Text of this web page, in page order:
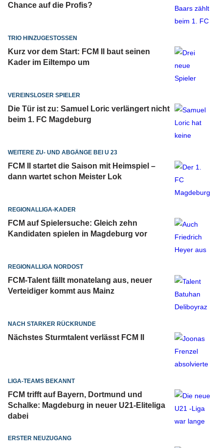
Chance auf die Profis?
TRIO HINZUGESTOSSEN
Kurz vor dem Start: FCM II baut seinen
Kader im Eiltempo um
VEREINSLOSER SPIELER
Die Tür ist zu: Samuel Loric verlängert nicht
beim 1. FC Magdeburg
WEITERE ZU- UND ABGÄNGE BEI U 23
FCM II startet die Saison mit Heimspiel –
dann wartet schon Meister Lok
REGIONALLIGA-KADER
FCM auf Spielersuche: Gleich zehn
Kandidaten spielen in Magdeburg vor
REGIONALLIGA NORDOST
FCM-Talent fällt monatelang aus, neuer
Verteidiger kommt aus Mainz
NACH STARKER RÜCKRUNDE
Nächstes Sturmtalent verlässt FCM II
LIGA-TEAMS BEKANNT
FCM trifft auf Bayern, Dortmund und
Schalke: Magdeburg in neuer U21-Eliteliga
dabei
ERSTER NEUZUGANG